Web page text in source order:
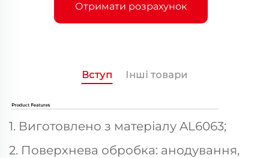
Отримати розрахунок
Вступ Інші товари
1. Виготовлено з матеріалу AL6063;
2. Поверхнева обробка: анодування,